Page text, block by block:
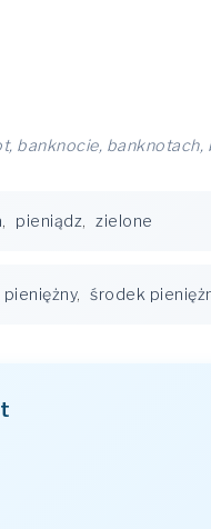
banknocie,
, pieniądz, zielone
pieniężny, środek